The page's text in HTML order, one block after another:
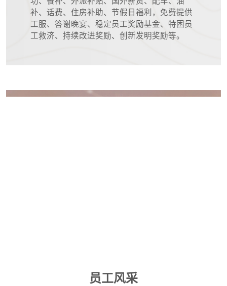
补、话费、住房补助、节假日福利，免费提供
工服、答谢晚宴、稳定员工奖励基金、特困员
工救济、持续改进奖励、创新发明奖励等。
员工风采